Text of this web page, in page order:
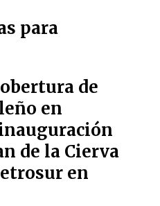
para
de
en
de la Cierva
en